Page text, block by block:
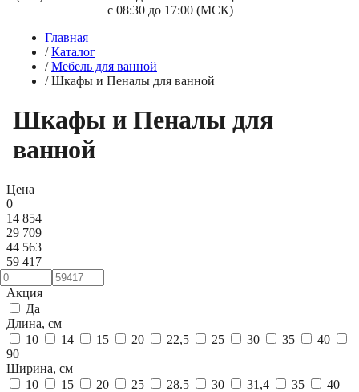
с 08:30 до 17:00 (МСК)
Главная
/ Каталог
/ Мебель для ванной
/ Шкафы и Пеналы для ванной
Шкафы и Пеналы для
ванной
Цена
0
14 854
29 709
44 563
59 417
Акция
Да
Длина, см
10
14 15 20 22,5 25 30 35
40
90
Ширина, см
10
15 20 25 28.5 30 31,4 35
40